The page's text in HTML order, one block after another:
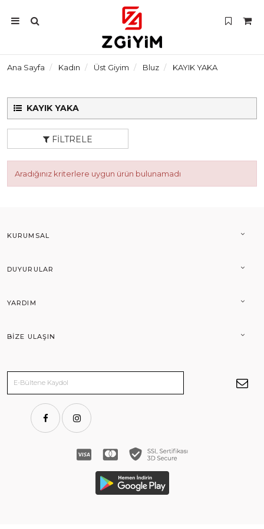
Ana Sayfa Kadın Üst Giyim Bluz KAYIK YAKA
KAYIK YAKA
FILTRELE
Aradığınız kriterlere uygun ürün bulunamadı
KURUMSAL
DUYURULAR
YARDIM
BIZE ULAŞIN